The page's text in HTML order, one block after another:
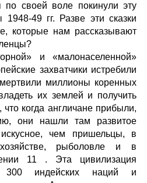
по своей воле покинули эту
49 гг. Разве эти сказки
которые нам рассказывают
и «малонаселенной»
захватчики истребили
миллионы коренных
их землей и получить
когда англичане прибыли,
они нашли там развитое
чем пришельцы, в
рыболовле и в
11 . Эта цивилизация
300 индейских наций и